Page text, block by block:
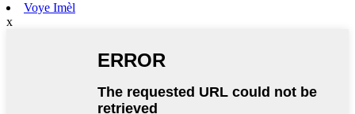
Voye Imèl
x